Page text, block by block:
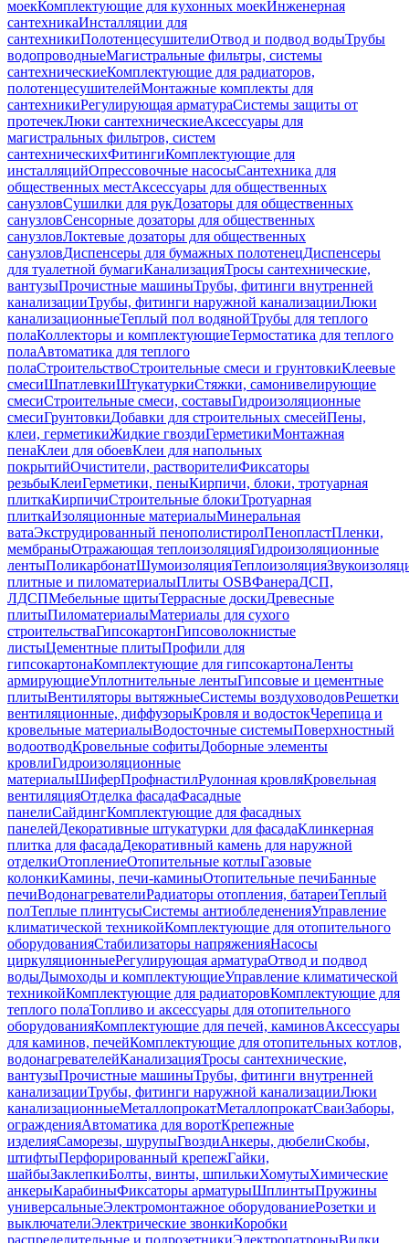
моекКомплектующие для кухонных моекИнженерная
сантехникаИнсталляции для
сантехникиПолотенцесушителиОтвод и подвод водыТрубы
водопроводныеМагистральные фильтры, системы
сантехническиеКомплектующие для радиаторов,
полотенцесушителейМонтажные комплекты для
сантехникиРегулирующая арматураСистемы защиты от
протечекЛюки сантехническиеАксессуары для
магистральных фильтров, систем
сантехническихФитингиКомплектующие для
инсталляцийОпрессовочные насосыСантехника для
общественных местАксессуары для общественных
санузловСушилки для рукДозаторы для общественных
санузловСенсорные дозаторы для общественных
санузловЛоктевые дозаторы для общественных
санузловДиспенсеры для бумажных полотенецДиспенсеры
для туалетной бумагиКанализацияТросы сантехнические,
вантузыПрочистные машиныТрубы, фитинги внутренней
канализацииТрубы, фитинги наружной канализацииЛюки
канализационныеТеплый пол водянойТрубы для теплого
полаКоллекторы и комплектующиеТермостатика для теплого
полаАвтоматика для теплого
полаСтроительствоСтроительные смеси и грунтовкиКлеевые
смесиШпатлевкиШтукатуркиСтяжки, самонивелирующие
смесиСтроительные смеси, составыГидроизоляционные
смесиГрунтовкиДобавки для строительных смесейПены,
клеи, герметикиЖидкие гвоздиГерметикиМонтажная
пенаКлеи для обоевКлеи для напольных
покрытийОчистители, растворителиФиксаторы
резьбыКлеиГерметики, пеныКирпичи, блоки, тротуарная
плиткаКирпичиСтроительные блокиТротуарная
плиткаИзоляционные материалыМинеральная
ватаЭкструдированный пенополистиролПенопластПленки,
мембраныОтражающая теплоизоляцияГидроизоляционные
лентыПоликарбонатШумоизоляцияТеплоизоляция
плитные и пиломатериалыПлиты OSBФанераДСП,
ЛДСПМебельные щитыТеррасные доскиДревесные
плитыПиломатериалыМатериалы для сухого
строительстваГипсокартонГипсоволокнистые
листыЦементные плитыПрофили для
гипсокартонаКомплектующие для гипсокартонаЛенты
армирующиеУплотнительные лентыГипсовые и цементные
плитыВентиляторы вытяжныеСистемы воздуховодовРешетки
вентиляционные, диффузорыКровля и водостокЧерепица и
кровельные материалыВодосточные системыПоверхностный
водоотводКровельные софитыДоборные элементы
кровлиГидроизоляционные
материалыШиферПрофнастилРулонная кровляКровельная
вентиляцияОтделка фасадаФасадные
панелиСайдингКомплектующие для фасадных
панелейДекоративные штукатурки для фасадаКлинкерная
плитка для фасадаДекоративный камень для наружной
отделкиОтоплениеОтопительные котлыГазовые
колонкиКамины, печи-каминыОтопительные печиБанные
печиВодонагревателиРадиаторы отопления, батареиТеплый
полТеплые плинтусыСистемы антиобледененияУправление
климатической техникойКомплектующие для отопительного
оборудованияСтабилизаторы напряженияНасосы
циркуляционныеРегулирующая арматураОтвод и подвод
водыДымоходы и комплектующиеУправление климатической
техникойКомплектующие для радиаторовКомплектующие для
теплого полаТопливо и аксессуары для отопительного
оборудованияКомплектующие для печей, каминовАксессуары
для каминов, печейКомплектующие для отопительных котлов,
водонагревателейКанализацияТросы сантехнические,
вантузыПрочистные машиныТрубы, фитинги внутренней
канализацииТрубы, фитинги наружной канализацииЛюки
канализационныеМеталлопрокатМеталлопрокатСваиЗаборы,
огражденияАвтоматика для воротКрепежные
изделияСаморезы, шурупыГвоздиАнкеры, дюбелиСкобы,
штифтыПерфорированный крепежГайки,
шайбыЗаклепкиБолты, винты, шпилькиХомутыХимические
анкерыКарабиныФиксаторы арматурыШплинтыПружины
универсальныеЭлектромонтажное оборудованиеРозетки и
выключателиЭлектрические звонкиКоробки
распределительные и подрозетникиЭлектропатроныВилки,